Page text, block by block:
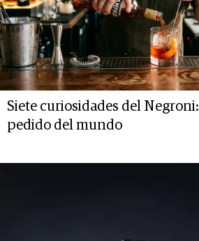
Siete curiosidades del
pedido del mundo